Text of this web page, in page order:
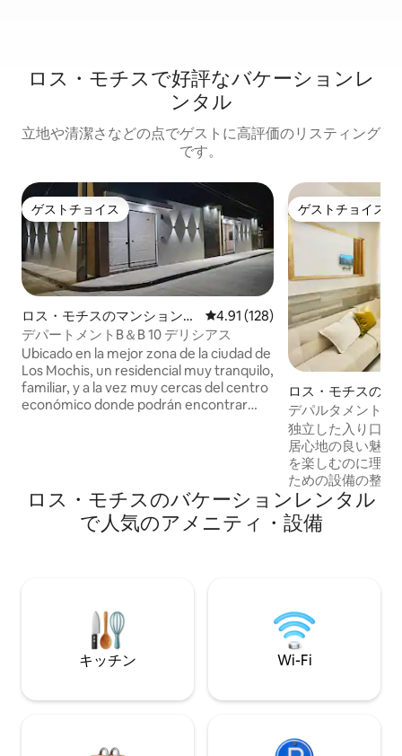
ロス・モチスで好評なバケーションレ
ンタル
立地や清潔さなどの点でゲストに高評価のリスティング
です。
ゲストチョイス
ゲストチョイス
ロス・モチスのマンション・
アパート
レビュー128件、5つ星中4.91つ
4.91 (128)
デパートメントB＆B 10 デリシアス
Ubicado en la mejor zona de la ciudad de
Los Mochis, un residencial muy tranquilo,
familiar, y a la vez muy cercas del centro
económico donde podrán encontrar
ゲストチョイス
ゲストチョイス
ロス・モチスのロ
デパルタメント・
独立した入り口の
居心地の良い魅力
を楽しむのに理想
ための設備の整っ
す。 Wi-Fi、ミニスプリット、スマートテ
レビ、ダブルベッ
台、フルバスルー
トラン・パナマからわ
ケーション！ 駐車スペースは1台分です。
請求書を発行しま
ロス・モチスのバケーションレンタル
で人気のアメニティ・設備
キッチン Wi-Fi